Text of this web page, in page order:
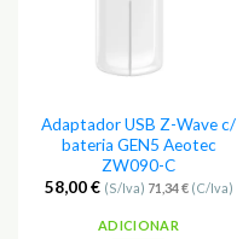
Adaptador USB Z-Wave c/
bateria GEN5 Aeotec
ZW090-C
58,00€ (S/Iva) 71,34€(C/Iva)
ADICIONAR